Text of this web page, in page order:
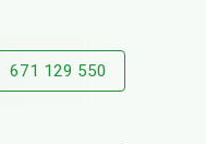
671 129 550